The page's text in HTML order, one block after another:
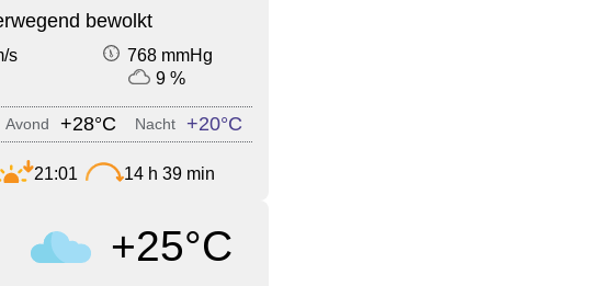
bewolkt
s
768 mmHg
9 %
Avond +28°C Nacht +20°C
21:01 14 h 39 min
+25°C